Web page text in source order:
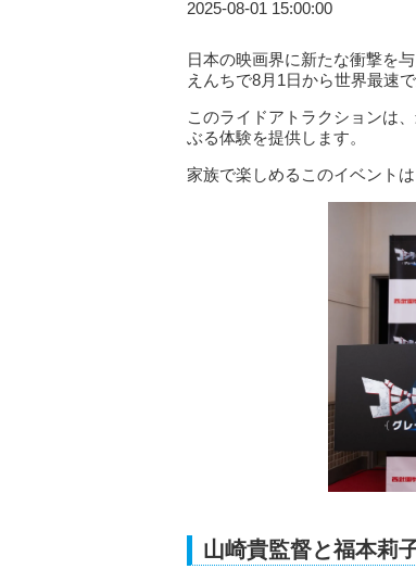
2025-08-01 15:00:00
日本の映画界に新たな衝撃を
えんちで8月1日から世界最速
このライドアトラクションは
ぶる体験を提供します。
家族で楽しめるこのイベント
山崎貴監督と福本莉